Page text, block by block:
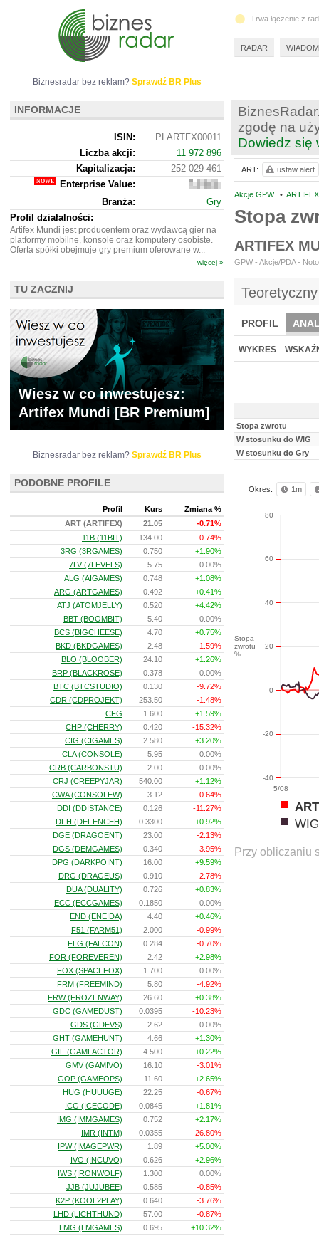
zgodę na
Dowiedz się
Akcje GPW •
Stopa
ARTIFEX
GPW - Akcje/PDA -
PROFIL
WYCENA BR
WYKRES
Stopa zwrotu
W stosunku do WIG
W stosunku do Gry
Okres: 1m
5/08
Stopa
zwrotu
%
-40
-20
0
20
40
60
80
WIG
Przy obliczaniu
ART: ustaw alert
Biznesradar bez reklam? Sprawdź BR Plus
INFORMACJE
ISIN:
PLARTFX00011
Liczba akcji:
11 972 896
Kapitalizacja:
252 029 461
Enterprise Value:
245
770
461
Branża:
Gry
Profil działalności:
Artifex Mundi jest producentem oraz wydawcą gier na
platformy mobilne, konsole oraz komputery osobiste.
Oferta spółki obejmuje gry premium oferowane w...
więcej »
TU ZACZNIJ
Wiesz w co inwestujesz:
Artifex Mundi [BR Premium]
Biznesradar bez reklam? Sprawdź BR Plus
PODOBNE PROFILE
Profil Kurs
Zmiana %
ART (ARTIFEX)
21.05
-0.71%
11B (11BIT)
134.00
-0.74%
3RG (3RGAMES)
0.750
+1.90%
7LV (7LEVELS)
5.75
0.00%
ALG (AIGAMES)
0.748
+1.08%
ARG (ARTGAMES)
0.492
+0.41%
ATJ (ATOMJELLY)
0.520
+4.42%
BBT (BOOMBIT)
5.40
0.00%
BCS (BIGCHEESE)
4.70
+0.75%
BKD (BKDGAMES)
2.48
-1.59%
BLO (BLOOBER)
24.10
+1.26%
BRP (BLACKROSE)
0.378
0.00%
BTC (BTCSTUDIO)
0.130
-9.72%
CDR (CDPROJEKT)
253.50
-1.48%
CFG
1.600
+1.59%
CHP (CHERRY)
0.420
-15.32%
CIG (CIGAMES)
2.580
+3.20%
CLA (CONSOLE)
5.95
0.00%
CRB (CARBONSTU)
2.00
0.00%
CRJ (CREEPYJAR)
540.00
+1.12%
CWA (CONSOLEW)
3.12
-0.64%
DDI (DDISTANCE)
0.126
-11.27%
DFH (DEFENCEH)
0.3300
+0.92%
DGE (DRAGOENT)
23.00
-2.13%
DGS (DEMGAMES)
0.340
-3.95%
DPG (DARKPOINT)
16.00
+9.59%
DRG (DRAGEUS)
0.910
-2.78%
DUA (DUALITY)
0.726
+0.83%
ECC (ECCGAMES)
0.1850
0.00%
END (ENEIDA)
4.40
+0.46%
F51 (FARM51)
2.000
-0.99%
FLG (FALCON)
0.284
-0.70%
FOR (FOREVEREN)
2.42
+2.98%
FOX (SPACEFOX)
1.700
0.00%
FRM (FREEMIND)
5.80
-4.92%
FRW (FROZENWAY)
26.60
+0.38%
GDC (GAMEDUST)
0.0395
-10.23%
GDS (GDEVS)
2.62
0.00%
GHT (GAMEHUNT)
4.66
+1.30%
GIF (GAMFACTOR)
4.500
+0.22%
GMV (GAMIVO)
16.10
-3.01%
GOP (GAMEOPS)
11.60
+2.65%
HUG (HUUUGE)
22.25
-0.67%
ICG (ICECODE)
0.0845
+1.81%
IMG (IMMGAMES)
0.752
+2.17%
IMR (INTM)
0.0355
-26.80%
IPW (IMAGEPWR)
1.89
+5.00%
IVO (INCUVO)
0.626
+2.96%
IWS (IRONWOLF)
1.300
0.00%
JJB (JUJUBEE)
0.585
-0.85%
K2P (KOOL2PLAY)
0.640
-3.76%
LHD (LICHTHUND)
57.00
-0.87%
LMG (LMGAMES)
0.695
+10.32%
Trwa łączenie z
RADAR